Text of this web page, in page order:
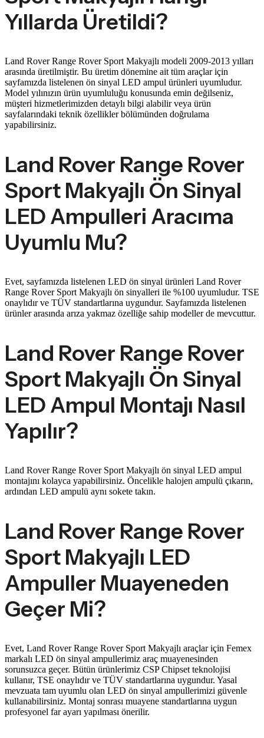
Yıllarda Üretildi?
Land Rover Range Rover Sport Makyajlı modeli 2009-2013 yılları
arasında üretilmiştir. Bu üretim dönemine ait tüm araçlar için
sayfamızda listelenen ön sinyal LED ampul ürünleri uyumludur.
Model yılınızın ürün uyumluluğu konusunda emin değilseniz,
müşteri hizmetlerimizden detaylı bilgi alabilir veya ürün
sayfalarındaki teknik özellikler bölümünden doğrulama
yapabilirsiniz.
Land Rover Range Rover
Sport Makyajlı Ön Sinyal
LED Ampulleri Aracıma
Uyumlu Mu?
Evet, sayfamızda listelenen LED ön sinyal ürünleri Land Rover
Range Rover Sport Makyajlı ön sinyalleri ile %100 uyumludur. TSE
onaylıdır ve TÜV standartlarına uygundur. Sayfamızda listelenen
ürünler arasında arıza yakmaz özelliğe sahip modeller de mevcuttur.
Land Rover Range Rover
Sport Makyajlı Ön Sinyal
LED Ampul Montajı Nasıl
Yapılır?
Land Rover Range Rover Sport Makyajlı ön sinyal LED ampul
montajını kolayca yapabilirsiniz. Öncelikle halojen ampulü çıkarın,
ardından LED ampulü aynı sokete takın.
Land Rover Range Rover
Sport Makyajlı LED
Ampuller Muayeneden
Geçer Mi?
Evet, Land Rover Range Rover Sport Makyajlı araçlar için Femex
markalı LED ön sinyal ampullerimiz araç muayenesinden
sorunsuzca geçer. Bütün ürünlerimiz CSP Chipset teknolojisi
kullanır, TSE onaylıdır ve TÜV standartlarına uygundur. Yasal
mevzuata tam uyumlu olan LED ön sinyal ampullerimizi güvenle
kullanabilirsiniz. Montaj sonrası muayene standartlarına uygun
profesyonel far ayarı yapılması önerilir.